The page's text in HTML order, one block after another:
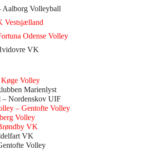
Aalborg Volleyball
Vestsjælland
Odense Volley
VK
Volley
Marienlyst
– Nordenskov UIF
– Gentofte Volley
Volley
VK
VK
Volley